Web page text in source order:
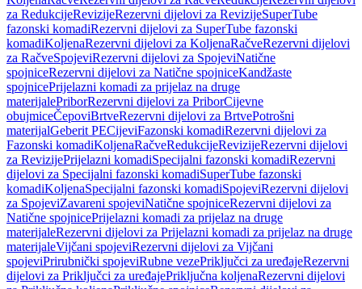
za RedukcijeRevizijeRezervni dijelovi za RevizijeSuperTube
fazonski komadiRezervni dijelovi za SuperTube fazonski
komadiKoljenaRezervni dijelovi za KoljenaRačveRezervni dijelovi
za RačveSpojeviRezervni dijelovi za SpojeviNatične
spojniceRezervni dijelovi za Natične spojniceKandžaste
spojnicePrijelazni komadi za prijelaz na druge
materijalePriborRezervni dijelovi za PriborCijevne
obujmiceČepoviBrtveRezervni dijelovi za BrtvePotrošni
materijalGeberit PECijeviFazonski komadiRezervni dijelovi za
Fazonski komadiKoljenaRačveRedukcijeRevizijeRezervni dijelovi
za RevizijePrijelazni komadiSpecijalni fazonski komadiRezervni
dijelovi za Specijalni fazonski komadiSuperTube fazonski
komadiKoljenaSpecijalni fazonski komadiSpojeviRezervni dijelovi
za SpojeviZavareni spojeviNatične spojniceRezervni dijelovi za
Natične spojnicePrijelazni komadi za prijelaz na druge
materijaleRezervni dijelovi za Prijelazni komadi za prijelaz na druge
materijaleVijčani spojeviRezervni dijelovi za Vijčani
spojeviPrirubnički spojeviRubne vezePriključci za uređajeRezervni
dijelovi za Priključci za uređajePriključna koljenaRezervni dijelovi